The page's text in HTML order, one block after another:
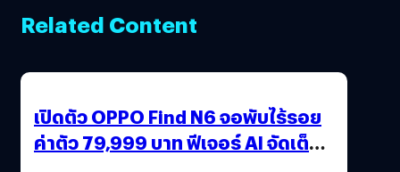
Related Content
เปิดตัว OPPO Find N6 จอพับไร้รอย
ค่าตัว 79,999 บาท ฟีเจอร์ AI จัดเต็ม